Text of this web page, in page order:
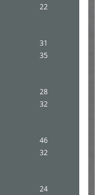
22
31
35
28
32
46
32
24